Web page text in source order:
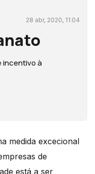
28 abr, 2020, 11:04
incentivo à
medida excecional
de
está a ser